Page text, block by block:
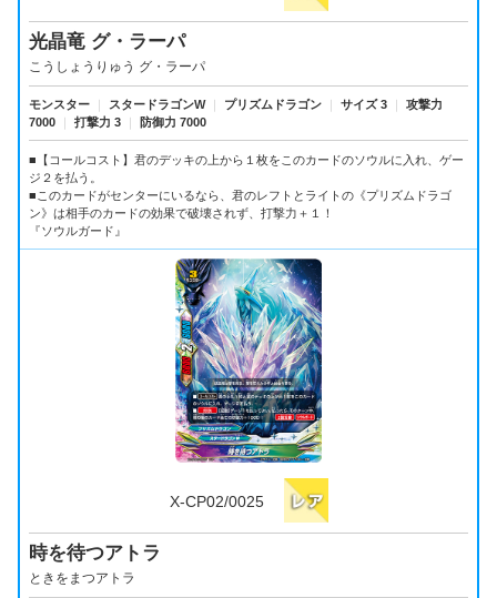
光晶竜 グ・ラーパ
こうしょうりゅう グ・ラーパ
モンスター ｜ スタードラゴンW ｜ プリズムドラゴン ｜ サイズ 3 ｜
攻撃力
7000
｜ 打撃力 3 ｜ 防御力 7000
■【コールコスト】君のデッキの上から１枚をこのカードのソウルに入れ、ゲー
ジ２を払う。
■このカードがセンターにいるなら、君のレフトとライトの《プリズムドラゴ
ン》は相手のカードの効果で破壊されず、打撃力＋１！
『ソウルガード』
X-CP02/0025
時を待つアトラ
ときをまつアトラ